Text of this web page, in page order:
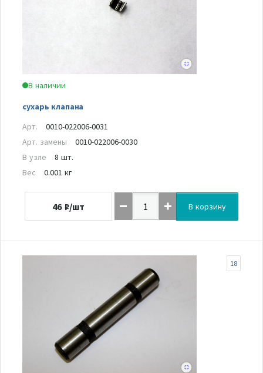
В наличии
сухарь клапана
Арт.
0010-022006-0031
Арт. замены
0010-022006-0030
В узле
8 шт.
Вес
0.001 кг
46 ₽/шт В корзину
18